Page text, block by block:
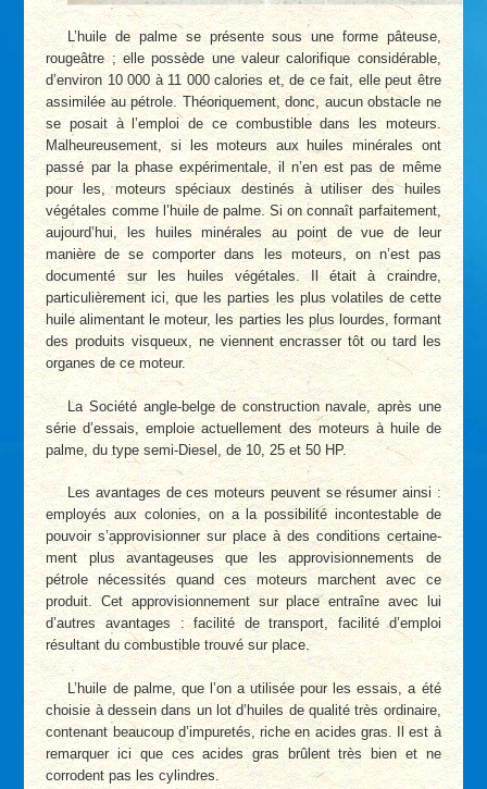
L’huile de palme se présente sous une forme pâteuse,
rougeâtre ; elle possède une valeur calorifique considérable,
d’environ 10 000 à 11 000 calories et, de ce fait, elle peut être
assimilée au pétrole. Théoriquement, donc, aucun obstacle ne
se posait à l’emploi de ce combustible dans les moteurs.
Malheureuse­ment, si les moteurs aux huiles minérales ont
passé par la phase expérimentale, il n’en est pas de même
pour les, moteurs spéciaux destinés à utiliser des huiles
végétales comme l’huile de palme. Si on connaît parfaitement,
aujourd’hui, les huiles minérales au point de vue de leur
manière de se comporter dans les moteurs, on n’est pas
documenté sur les huiles végétales. Il était à craindre,
particulièrement ici, que les parties les plus volatiles de cette
huile alimentant le moteur, les parties les plus lourdes, formant
des produits visqueux, ne viennent encrasser tôt ou tard les
organes de ce moteur.
La Société angle-belge de construction navale, après une
série d’essais, emploie actuellement des moteurs à huile de
palme, du type semi-Diesel, de 10, 25 et 50 HP.
Les avantages de ces moteurs peuvent se résumer ainsi :
employés aux colonies, on a la possibilité incontestable de
pouvoir s’appro­visionner sur place à des conditions certaine­
ment plus avantageuses que les approvision­nements de
pétrole nécessités quand ces moteurs marchent avec ce
produit. Cet approvisionnement sur place entraîne avec lui
d’autres avan­tages : facilité de transport, facilité d’emploi
résultant du combustible trouvé sur place.
L’huile de palme, que l’on a utilisée pour les essais, a été
choisie à dessein dans un lot d’huiles de qualité très ordinaire,
contenant beaucoup d’impuretés, riche en acides gras. Il est à
remarquer ici que ces acides gras brûlent très bien et ne
corrodent pas les cylindres.